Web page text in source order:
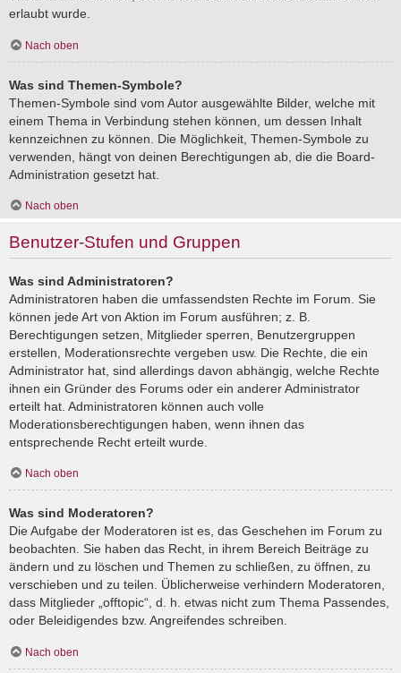
erlaubt wurde.
Nach oben
Was sind Themen-Symbole?
Themen-Symbole sind vom Autor ausgewählte Bilder, welche mit
einem Thema in Verbindung stehen können, um dessen Inhalt
kennzeichnen zu können. Die Möglichkeit, Themen-Symbole zu
verwenden, hängt von deinen Berechtigungen ab, die die Board-
Administration gesetzt hat.
Nach oben
Benutzer-Stufen und Gruppen
Was sind Administratoren?
Administratoren haben die umfassendsten Rechte im Forum. Sie
können jede Art von Aktion im Forum ausführen; z. B.
Berechtigungen setzen, Mitglieder sperren, Benutzergruppen
erstellen, Moderationsrechte vergeben usw. Die Rechte, die ein
Administrator hat, sind allerdings davon abhängig, welche Rechte
ihnen ein Gründer des Forums oder ein anderer Administrator
erteilt hat. Administratoren können auch volle
Moderationsberechtigungen haben, wenn ihnen das
entsprechende Recht erteilt wurde.
Nach oben
Was sind Moderatoren?
Die Aufgabe der Moderatoren ist es, das Geschehen im Forum zu
beobachten. Sie haben das Recht, in ihrem Bereich Beiträge zu
ändern und zu löschen und Themen zu schließen, zu öffnen, zu
verschieben und zu teilen. Üblicherweise verhindern Moderatoren,
dass Mitglieder „offtopic“, d. h. etwas nicht zum Thema Passendes,
oder Beleidigendes bzw. Angreifendes schreiben.
Nach oben